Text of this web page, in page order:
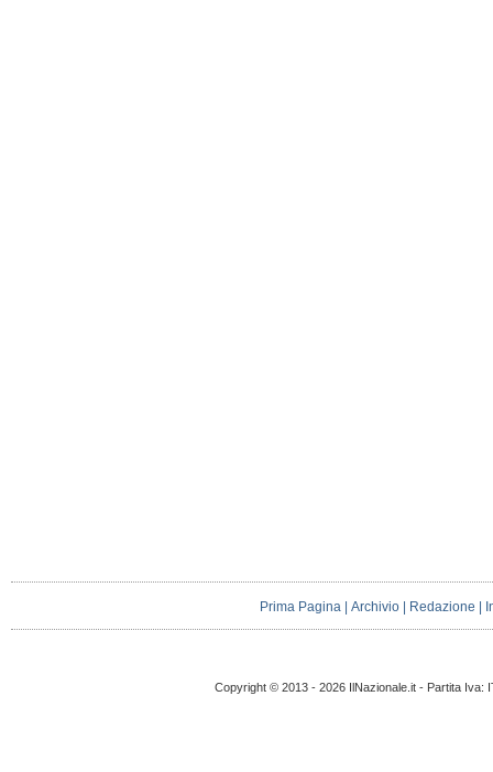
Prima Pagina |Archivio Redazione
Copyright © 2013 - 2026 IlNazionale.it - Partita Iva: